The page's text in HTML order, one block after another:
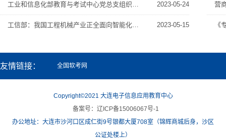
工业和信息化部教育与考试中心党总支组织“实干建新功 共圆强国梦”主题教育联学共建活动 2023-05-24
工信部：我国工程机械产业正全面向智能化绿色化转型 2023-05-15
营
友情链接： 全国软考网
Copyright©2021 大连电子信息应用教育中心
备案号：辽ICP备15006067号-1
办公地址：大连市沙河口区成仁街9号银都大厦708室（锦辉商城后身，沙区
公证处楼上）